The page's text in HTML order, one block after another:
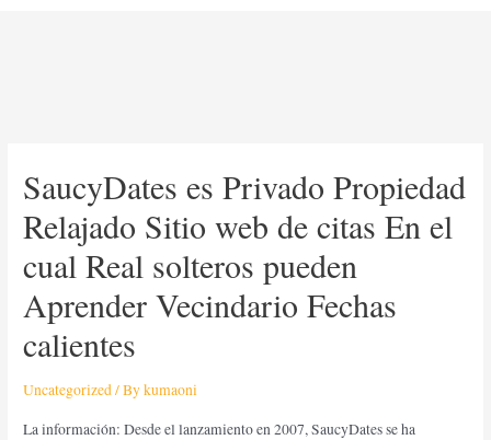
SaucyDates es Privado Propiedad
Relajado Sitio web de citas En el
cual Real solteros pueden
Aprender Vecindario Fechas
calientes
Uncategorized/ Bykumaoni
La información: Desde el lanzamiento en 2007, SaucyDates se ha